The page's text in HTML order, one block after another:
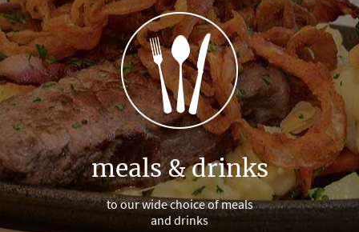
meals & drinks
to our wide choice of meals
and drinks